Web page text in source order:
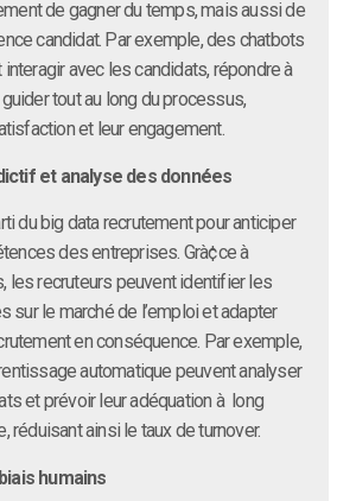
de gagner du temps, mais aussi de
candidat. Par exemple, des chatbots
interagir avec les candidats, répondre à
tout au long du processus,
et leur engagement.
et analyse des données
du big data recrutement pour anticiper
des entreprises. Grà¢ce à
les recruteurs peuvent identifier les
sur le marché de l’emploi et adapter
en conséquence. Par exemple,
automatique peuvent analyser
et prévoir leur adéquation à long
réduisant ainsi le taux de turnover.
humains